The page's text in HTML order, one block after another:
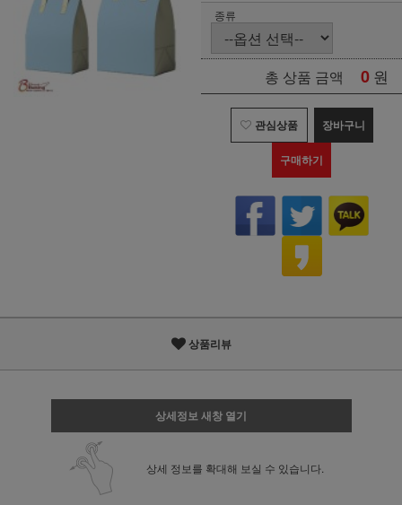
종류
총 상품 금액 0 원
관심상품 장바구니
구매하기
상품리뷰
상세정보 새창 열기
상세 정보를 확대해 보실 수 있습니다.